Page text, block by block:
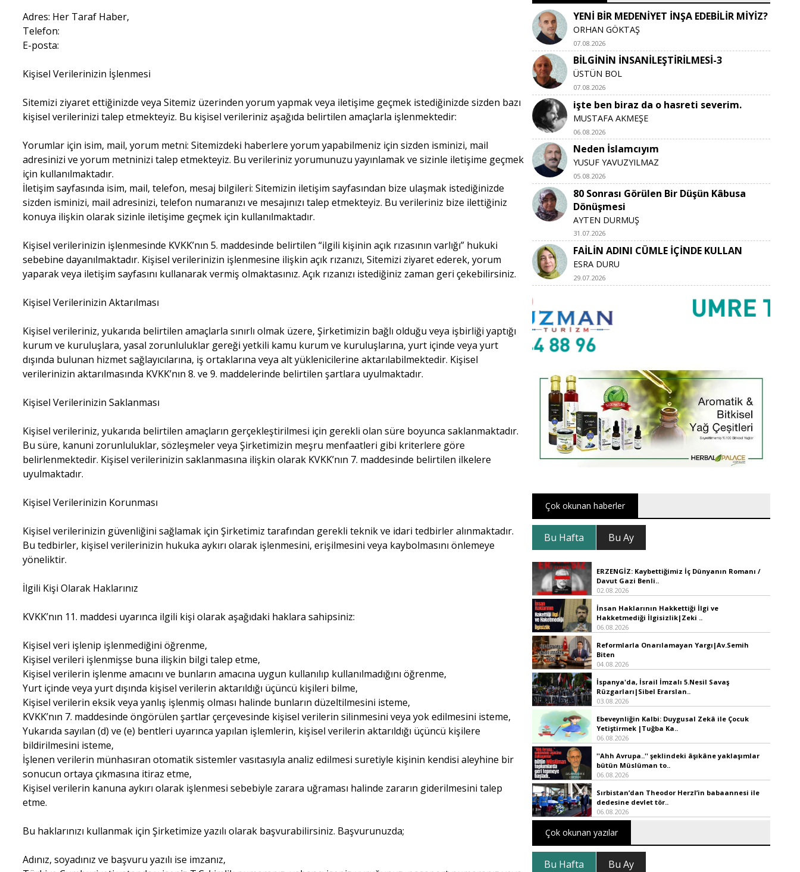
Adres: Her Taraf Haber,
Telefon:
E-posta:
Kişisel Verilerinizin İşlenmesi
Sitemizi ziyaret ettiğinizde veya Sitemiz üzerinden yorum yapmak veya iletişime geçmek istediğinizde sizden bazı
kişisel verilerinizi talep etmekteyiz. Bu kişisel verileriniz aşağıda belirtilen amaçlarla işlenmektedir:
Yorumlar için isim, mail, yorum metni: Sitemizdeki haberlere yorum yapabilmeniz için sizden isminizi, mail
adresinizi ve yorum metninizi talep etmekteyiz. Bu verileriniz yorumunuzu yayınlamak ve sizinle iletişime geçmek
için kullanılmaktadır.
İletişim sayfasında isim, mail, telefon, mesaj bilgileri: Sitemizin iletişim sayfasından bize ulaşmak istediğinizde
sizden isminizi, mail adresinizi, telefon numaranızı ve mesajınızı talep etmekteyiz. Bu verileriniz bize ilettiğiniz
konuya ilişkin olarak sizinle iletişime geçmek için kullanılmaktadır.
Kişisel verilerinizin işlenmesinde KVKK’nın 5. maddesinde belirtilen “ilgili kişinin açık rızasının varlığı” hukuki
sebebine dayanılmaktadır. Kişisel verilerinizin işlenmesine ilişkin açık rızanızı, Sitemizi ziyaret ederek, yorum
yaparak veya iletişim sayfasını kullanarak vermiş olmaktasınız. Açık rızanızı istediğiniz zaman geri çekebilirsiniz.
Kişisel Verilerinizin Aktarılması
Kişisel verileriniz, yukarıda belirtilen amaçlarla sınırlı olmak üzere, Şirketimizin bağlı olduğu veya işbirliği yaptığı
kurum ve kuruluşlara, yasal zorunluluklar gereği yetkili kamu kurum ve kuruluşlarına, yurt içinde veya yurt
dışında bulunan hizmet sağlayıcılarına, iş ortaklarına veya alt yüklenicilerine aktarılabilmektedir. Kişisel
verilerinizin aktarılmasında KVKK’nın 8. ve 9. maddelerinde belirtilen şartlara uyulmaktadır.
Kişisel Verilerinizin Saklanması
Kişisel verileriniz, yukarıda belirtilen amaçların gerçekleştirilmesi için gerekli olan süre boyunca saklanmaktadır.
Bu süre, kanuni zorunluluklar, sözleşmeler veya Şirketimizin meşru menfaatleri gibi kriterlere göre
belirlenmektedir. Kişisel verilerinizin saklanmasına ilişkin olarak KVKK’nın 7. maddesinde belirtilen ilkelere
uyulmaktadır.
Kişisel Verilerinizin Korunması
Kişisel verilerinizin güvenliğini sağlamak için Şirketimiz tarafından gerekli teknik ve idari tedbirler alınmaktadır.
Bu tedbirler, kişisel verilerinizin hukuka aykırı olarak işlenmesini, erişilmesini veya kaybolmasını önlemeye
yöneliktir.
İlgili Kişi Olarak Haklarınız
KVKK’nın 11. maddesi uyarınca ilgili kişi olarak aşağıdaki haklara sahipsiniz:
Kişisel veri işlenip işlenmediğini öğrenme,
Kişisel verileri işlenmişse buna ilişkin bilgi talep etme,
Kişisel verilerin işlenme amacını ve bunların amacına uygun kullanılıp kullanılmadığını öğrenme,
Yurt içinde veya yurt dışında kişisel verilerin aktarıldığı üçüncü kişileri bilme,
Kişisel verilerin eksik veya yanlış işlenmiş olması halinde bunların düzeltilmesini isteme,
KVKK’nın 7. maddesinde öngörülen şartlar çerçevesinde kişisel verilerin silinmesini veya yok edilmesini isteme,
Yukarıda sayılan (d) ve (e) bentleri uyarınca yapılan işlemlerin, kişisel verilerin aktarıldığı üçüncü kişilere
bildirilmesini isteme,
İşlenen verilerin münhasıran otomatik sistemler vasıtasıyla analiz edilmesi suretiyle kişinin kendisi aleyhine bir
sonucun ortaya çıkmasına itiraz etme,
Kişisel verilerin kanuna aykırı olarak işlenmesi sebebiyle zarara uğraması halinde zararın giderilmesini talep
etme.
Bu haklarınızı kullanmak için Şirketimize yazılı olarak başvurabilirsiniz. Başvurunuzda;
Adınız, soyadınız ve başvuru yazılı ise imzanız,
YENİ BİR MEDENİYET İNŞA EDEBİLİR MİYİZ?
ORHAN GÖKTAŞ
07.08.2026
BİLGİNİN İNSANİLEŞTİRİLMESİ-3
ÜSTÜN BOL
07.08.2026
işte ben biraz da o hasreti severim.
MUSTAFA AKMEŞE
06.08.2026
Neden İslamcıyım
YUSUF YAVUZYILMAZ
05.08.2026
80 Sonrası Görülen Bir Düşün Kâbusa
Dönüşmesi
AYTEN DURMUŞ
31.07.2026
FAİLİN ADINI CÜMLE İÇİNDE KULLAN
ESRA DURU
29.07.2026
Çok okunan haberler
Bu Hafta Bu Ay
ERZENGİZ: Kaybettiğimiz İç Dünyanın Romanı /
Davut Gazi Benli..
02.08.2026
İnsan Haklarının Hakkettiği İlgi ve
Hakketmediği İlgisizlik|Zeki ..
06.08.2026
Reformlarla Onarılamayan Yargı|Av.Semih
Biten
04.08.2026
İspanya'da, İsrail İmzalı 5.Nesil Savaş
Rüzgarları|Sibel Erarslan..
03.08.2026
Ebeveynliğin Kalbi: Duygusal Zekâ ile Çocuk
Yetiştirmek |Tuğba Ka..
06.08.2026
''Ahh Avrupa..'' şeklindeki âşıkâne yaklaşımlar
bütün Müslüman to..
06.08.2026
Sırbistan’dan Theodor Herzl’in babaannesi ile
dedesine devlet tör..
06.08.2026
Çok okunan yazılar
Bu Hafta Bu Ay